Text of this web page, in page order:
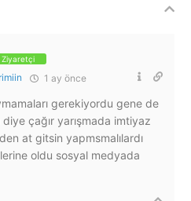
Ziyaretçi
1 ay önce
gerekiyordu gene de
çağır yarışmada imtiyaz
at gitsin yapmsmalılardı
oldu sosyal medyada